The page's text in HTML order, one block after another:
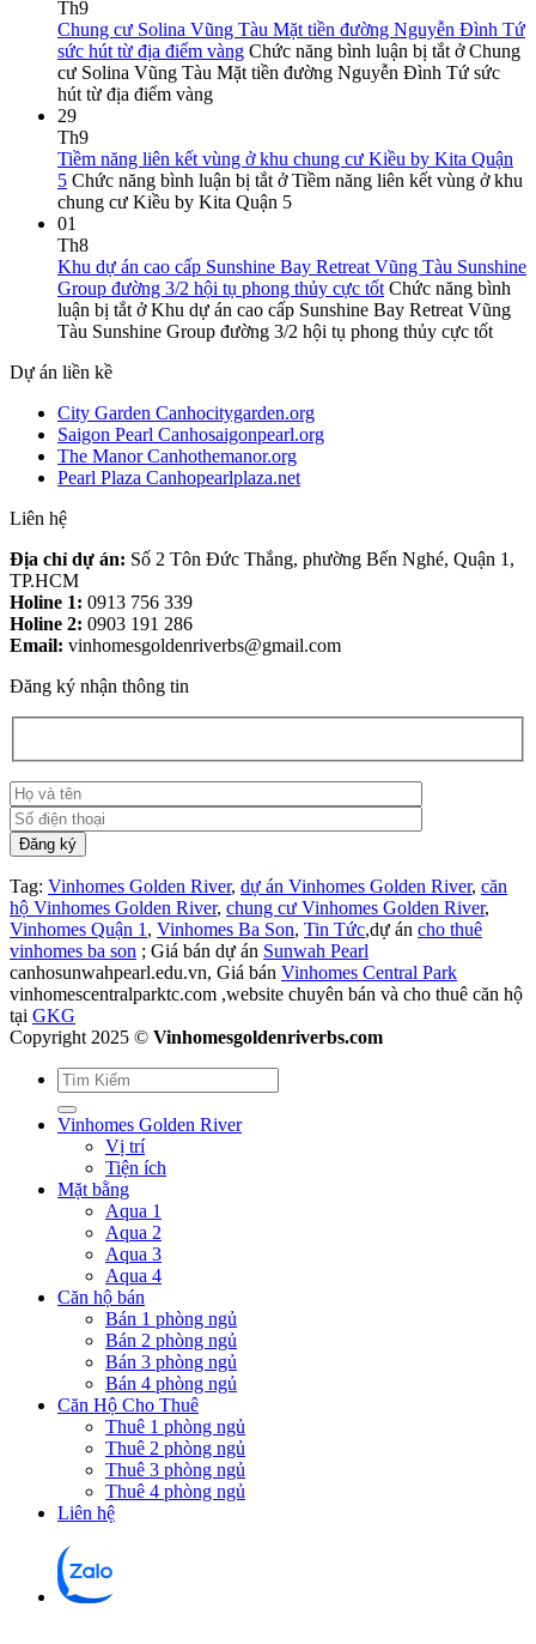
Th9
Chung cư Solina Vũng Tàu Mặt tiền đường Nguyễn Đình Tứ
sức hút từ địa điểm vàng Chức năng bình luận bị tắt ở Chung
cư Solina Vũng Tàu Mặt tiền đường Nguyễn Đình Tứ sức
hút từ địa điểm vàng
29
Th9
Tiềm năng liên kết vùng ở khu chung cư Kiều by Kita Quận
5 Chức năng bình luận bị tắt ở Tiềm năng liên kết vùng ở khu
chung cư Kiều by Kita Quận 5
01
Th8
Khu dự án cao cấp Sunshine Bay Retreat Vũng Tàu Sunshine
Group đường 3/2 hội tụ phong thủy cực tốt Chức năng bình
luận bị tắt ở Khu dự án cao cấp Sunshine Bay Retreat Vũng
Tàu Sunshine Group đường 3/2 hội tụ phong thủy cực tốt
Dự án liền kề
City Garden Canhocitygarden.org
Saigon Pearl Canhosaigonpearl.org
The Manor Canhothemanor.org
Pearl Plaza Canhopearlplaza.net
Liên hệ
Địa chỉ dự án: Số 2 Tôn Đức Thắng, phường Bến Nghé, Quận 1,
TP.HCM
Holine 1: 0913 756 339
Holine 2: 0903 191 286
Email: vinhomesgoldenriverbs@gmail.com
Đăng ký nhận thông tin
Tag: Vinhomes Golden River, dự án Vinhomes Golden River, căn
hộ Vinhomes Golden River, chung cư Vinhomes Golden River,
Vinhomes Quận 1 , Vinhomes Ba Son, Tin Tức,dự án cho thuê
vinhomes ba son ; Giá bán dự án Sunwah Pearl
canhosunwahpearl.edu.vn, Giá bán Vinhomes Central Park
vinhomescentralparktc.com ,website chuyên bán và cho thuê căn hộ
tại GKG
Copyright 2025 © Vinhomesgoldenriverbs.com
Vinhomes Golden River
Vị trí
Tiện ích
Mặt bằng
Aqua 1
Aqua 2
Aqua 3
Aqua 4
Căn hộ bán
Bán 1 phòng ngủ
Bán 2 phòng ngủ
Bán 3 phòng ngủ
Bán 4 phòng ngủ
Căn Hộ Cho Thuê
Thuê 1 phòng ngủ
Thuê 2 phòng ngủ
Thuê 3 phòng ngủ
Thuê 4 phòng ngủ
Liên hệ